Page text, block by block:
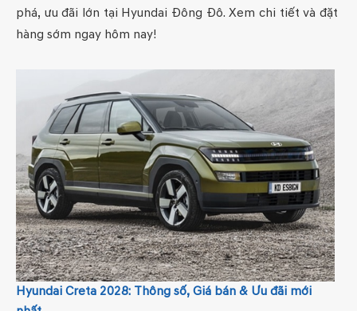
phá, ưu đãi lớn tại Hyundai Đông Đô. Xem chi tiết và đặt
hàng sớm ngay hôm nay!
Hyundai Creta 2028: Thông số, Giá bán & Ưu đãi mới